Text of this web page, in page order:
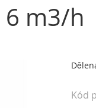
6 m3/h
Kód